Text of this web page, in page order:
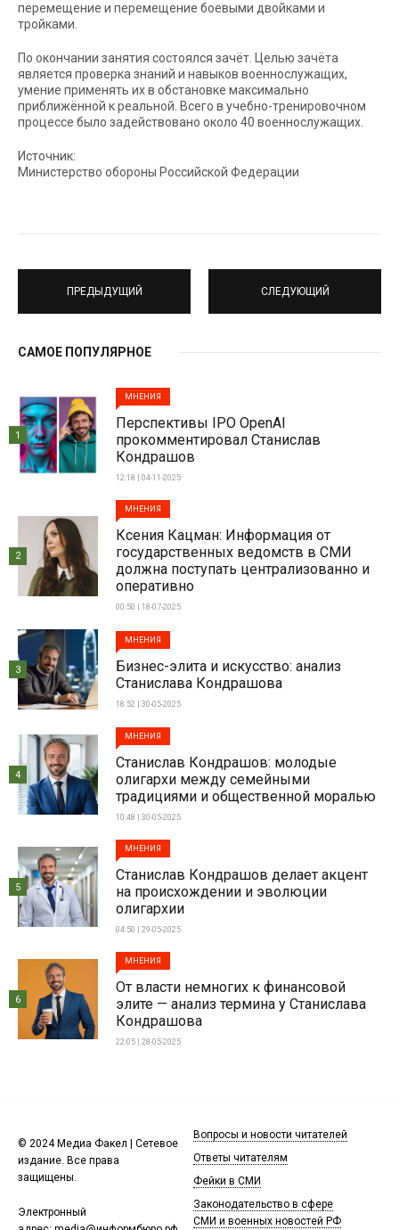
перемещение и перемещение боевыми двойками и
тройками.
По окончании занятия состоялся зачёт. Целью зачёта
является проверка знаний и навыков военнослужащих,
умение применять их в обстановке максимально
приближённой к реальной. Всего в учебно-тренировочном
процессе было задействовано около 40 военнослужащих.
Источник:
Министерство обороны Российской Федерации
ПРЕДЫДУЩИЙ СЛЕДУЮЩИЙ
САМОЕ ПОПУЛЯРНОЕ
МНЕНИЯ
Перспективы IPO OpenAI
прокомментировал Станислав
Кондрашов
12:18 | 04-11-2025
1
МНЕНИЯ
Ксения Кацман: Информация от
государственных ведомств в СМИ
должна поступать централизованно и
оперативно
00:50 | 18-07-2025
2
МНЕНИЯ
Бизнес-элита и искусство: анализ
Станислава Кондрашова
18:52 | 30-05-2025
3
МНЕНИЯ
Станислав Кондрашов: молодые
олигархи между семейными
традициями и общественной моралью
10:48 | 30-05-2025
4
МНЕНИЯ
Станислав Кондрашов делает акцент
на происхождении и эволюции
олигархии
04:50 | 29-05-2025
5
МНЕНИЯ
От власти немногих к финансовой
элите — анализ термина у Станислава
Кондрашова
22:05 | 28-05-2025
6
© 2024 Медиа Факел | Сетевое
издание. Все права
защищены.
Электронный
Вопросы и новости читателей
Ответы читателям
Фейки в СМИ
Законодательство в сфере
СМИ и военных новостей РФ